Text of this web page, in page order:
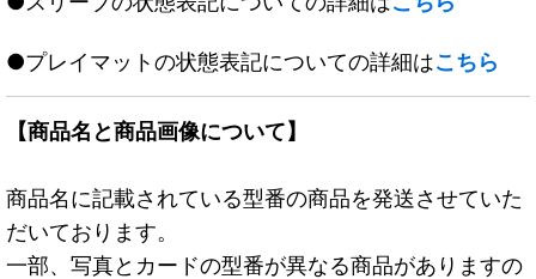
●プレイマットの状態表記についての詳細はこちら
【商品名と商品画像について】
商品名に記載されている型番の商品を発送させていた
だいております。
一部、写真とカードの型番が異なる商品がありますの